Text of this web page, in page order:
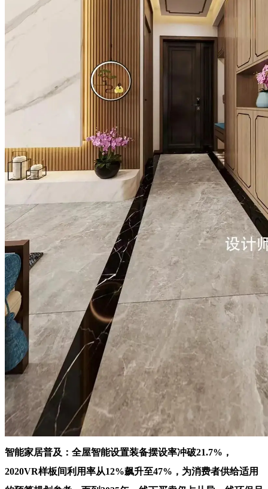
智能家居普及：全屋智能设置装备摆设率冲破21.7%，
2020VR样板间利用率从12%飙升至47%，为消费者供给适用